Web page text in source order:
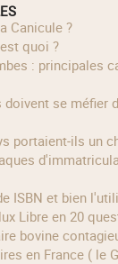
Canicule ?
quoi ?
portaient‑ils un
ISBN et bien
Libre en 20
bovine
en France ( le